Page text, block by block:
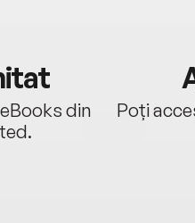
din
Poți